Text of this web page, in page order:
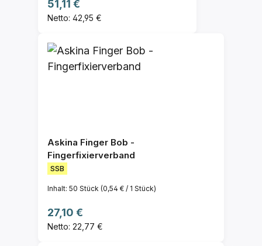
Regulärer Preis:
51,11 €
Netto: 42,95 €
Askina Finger Bob -
Fingerfixierverband
SSB
Inhalt: 50 Stück (0,54 € / 1 Stück)
Regulärer Preis:
27,10 €
Netto: 22,77 €